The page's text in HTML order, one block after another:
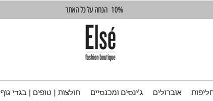
10% הנחה על כל האתר
אוברולים ג'ינסים ומכנסיים חולצות | טופים | בגדי גוף